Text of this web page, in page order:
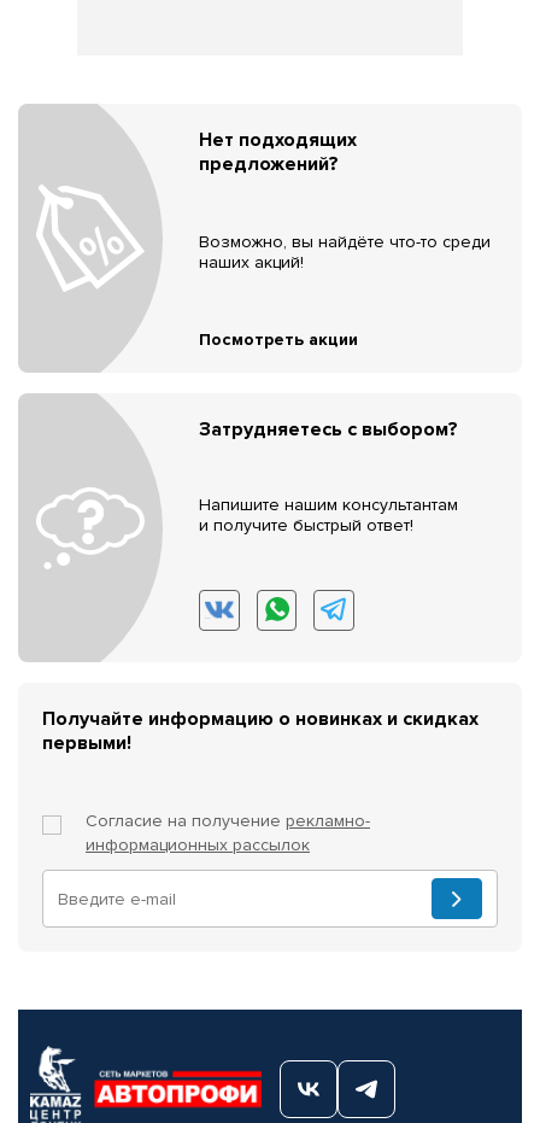
Нет подходящих
предложений?
Возможно, вы найдёте что-то среди
наших акций!
Посмотреть акции
Затрудняетесь с выбором?
Напишите нашим консультантам
и получите быстрый ответ!
Получайте информацию о новинках и скидках
первыми!
Согласие на получение рекламно-
информационных рассылок